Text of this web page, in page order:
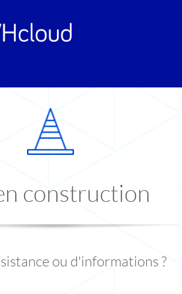
construction
ou d'informations ?